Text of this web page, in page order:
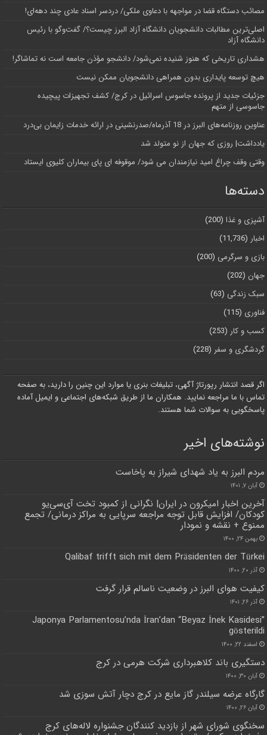
مصائب دستگاه قضا در مواجهه با دعاوی ملکی/ دردسر اسناد عادی چند‌ دهه‌ای!
اصلی‌ترین مطالبات دانشجویان دانشگاه آزاد البرز چیست؟/ گفت‌وگو با رئیس
دانشگاه آز‌اد
هشداری تاریخی که هنوز شنیده نمی‌شود/ دانشجو مؤذن جامعه است نه تماشاگر!
هیچ توسعه پایداری بدون همراهی دانشجویان ممکن نیست
جزئیات جدید از پرونده جاسوس اسرائیل در کرج/‌ کشف تجهیزات پیچیده
جاسوسی از متهم
عناوین روزنامه‌های البرز در ‌18 آذرماه/صدرنشینی در ارائه خدمات زایمان بی‌درد
یادداشت| روزی که جهان از نو متولد شد
وقتی وقف چراغ امید نیازمندان می شود/ موقوفه ای پای بیماران کلیوی ایستاد
دسته‌ها
آشپزی و غذا (200)
اخبار (11,736)
بازی و سرگرمی (200)
جهان (202)
سبک زندگی (63)
فناوری (115)
کسب و کار (253)
گردشگری و سفر (228)
اگر قصد انتشار رپورتاژ آگهی، تبلیغات بنری یا موارد این چنین را دارید، به صفحه
تماس با ما مراجعه نمایید. همکاران ما از طریق شبکه‌های اجتماعی و ایمیل آماده
پاسخگویی به سوالات شما هستند.
نوشته‌های اخیر
مردم البرز به یاد شهدای شیراز به پاخاست
آبان ۷, ۱۴۰۱
آخرین اخبار امیکرون در ایران| نگرانی از کمبود تخت آی‌سی‌یو
کودکان/ افزایش قابل توجه مراجعه سرپایی به مراکز درمانی/ تجمع
ممنوع + نقشه و نمودار
بهمن ۲۴, ۱۴۰۰
Qalibaf trifft sich mit dem Präsidenten der Türkei
آذر ۲۰, ۱۴۰۰
کیفیت هوای البرز در وضعیت ناسالم قرار گرفت
آذر ۲۶, ۱۴۰۱
Japonya Parlamentosu’nda İran’dan “Beyaz İnek Kasidesi”
gösterildi
اسفند ۲۲, ۱۴۰۰
دستگیری باند کلاهبرداری شرکت هرمی در کرج
آبان ۳۰, ۱۴۰۰
گارگاه عرضه سیلندر گاز مایع در کرج دچار آتش سوزی شد
آبان ۲۶, ۱۴۰۰
سخنگوی شورای شهر از بازدید کنندگان جشنواره لاله‌های کرج